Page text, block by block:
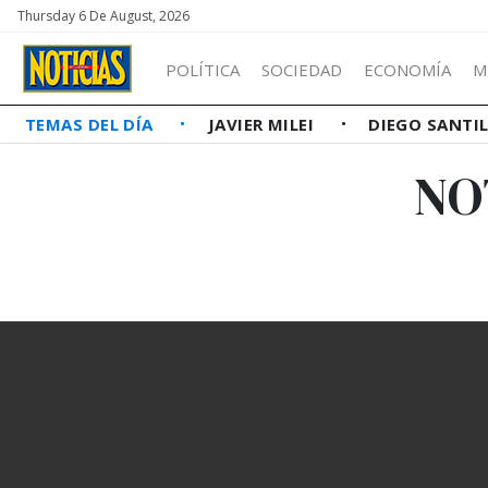
Thursday 6 De August, 2026
POLÍTICA SOCIEDAD ECONOMÍA
TEMAS DEL DÍA JAVIER MILEI DIEGO